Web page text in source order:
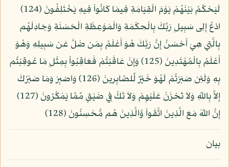
لَيَحْكُمُ بَيْنَهُمْ يَوْمَ الْقِيَامَةِ فِيمَا كَانُواْ فِيهِ يَخْتَلِفُونَ (124)
ادْعُ إِلِى سَبِيلِ رَبِّكَ بِالْحِكْمَةِ وَالْمَوْعِظَةِ الْحَسَنَةِ وَجَادِلْهُم
بِالَّتِي هِيَ أَحْسَنُ إِنَّ رَبَّكَ هُوَ أَعْلَمُ بِمَن ضَلَّ عَن سَبِيلِهِ وَهُوَ
أَعْلَمُ بِالْمُهْتَدِينَ (125) وَإِنْ عَاقَبْتُمْ فَعَاقِبُواْ بِمِثْلِ مَا عُوقِبْتُم
بِهِ وَلَئِن صَبَرْتُمْ لَهُوَ خَيْرٌ لِّلصَّابِرينَ (126) وَاصْبِرْ وَمَا صَبْرُكَ
إِلاَّ بِاللّهِ وَلاَ تَحْزَنْ عَلَيْهِمْ وَلاَ تَكُ فِي ضَيْقٍ مِّمَّا يَمْكُرُونَ (127)
إِنَّ اللّهَ مَعَ الَّذِينَ اتَّقَواْ وَّالَّذِينَ هُم مُّحْسِنُونَ (128)
بيان